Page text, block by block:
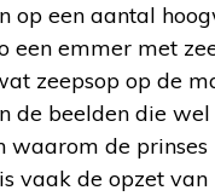
op een aantal
emmer met
zeepsop op de
de beelden die
waarom de
vaak de opzet